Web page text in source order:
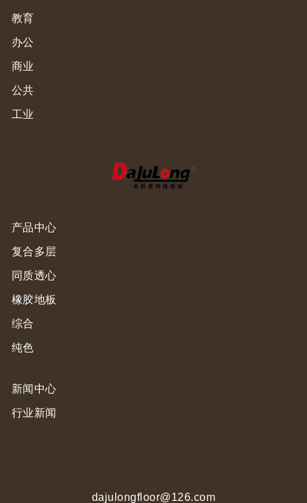
教育
办公
商业
公共
工业
产品中心
复合多层
同质透心
橡胶地板
综合
纯色
新闻中心
行业新闻
dajulongfloor@126.com